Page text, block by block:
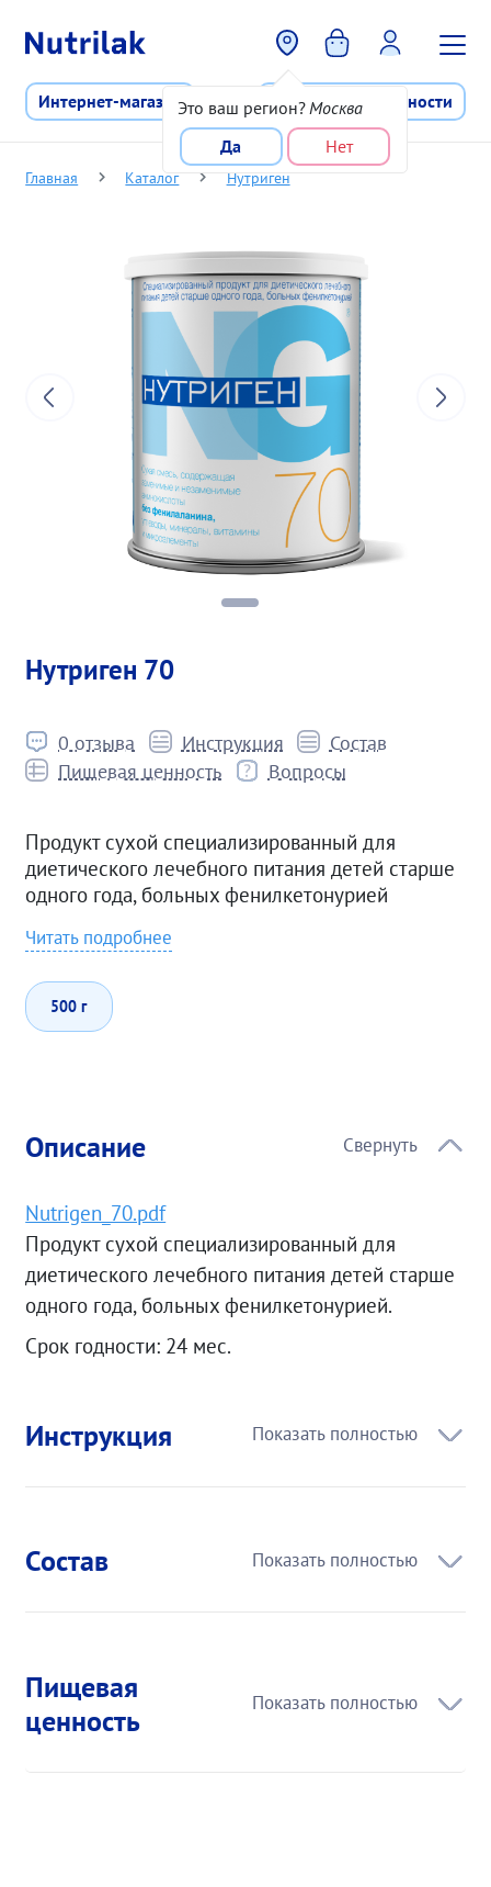
Это ваш регион? Москва
Да
Нет
Интернет-магазин Программа лояльности
Главная Каталог Нутриген
Нутриген 70
0 отзыва Инструкция
Состав
Пищевая ценность
Вопросы
Продукт сухой специализированный для
диетического лечебного питания детей старше
одного года, больных фенилкетонурией
Читать подробнее
500 г
Описание
Nutrigen_70.pdf
Продукт сухой специализированный для
диетического лечебного питания детей старше
одного года, больных фенилкетонурией.
Срок годности: 24 мес.
Инструкция
Состав
Пищевая
ценность